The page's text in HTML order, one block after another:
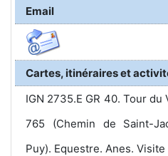
Email
Cartes, itinéraires et
IGN 2735.E GR 40. Tour du
765 (Chemin de Saint-
Puy). Equestre. Anes.